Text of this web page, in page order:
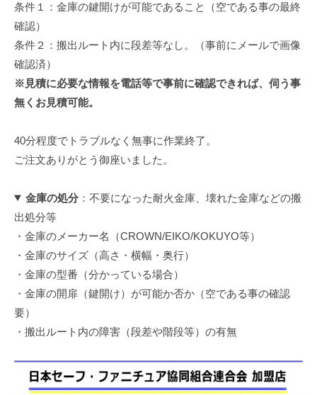
条件１：金庫の鍵開けが可能であること（空である事の最終
確認）
条件２：搬出ルート内に段差等なし。（事前にメールで画像
確認済）
※見積に必要な情報を電話等で事前に確認できれば、伺う事
無くお見積可能。
40分程度でトラブルなく無事に作業終了。
ご注文ありがとう御座いました。
金庫の処分：不要になった耐火金庫、壊れた金庫などの搬
出処分等
・金庫のメーカー名（CROWN/EIKO/KOKUYO等）
・金庫のサイズ（高さ・横幅・奥行）
・金庫の型番（分かっている場合）
・金庫の開扉（鍵開け）が可能か否か（空である事の確認
要）
・搬出ルート内の障害（段差や階段等）の有無